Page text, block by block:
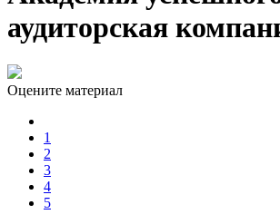
аудиторская
Оцените материал
1
2
3
4
5